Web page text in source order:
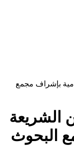
بإشراف مجمع
الشريعة
البحوث